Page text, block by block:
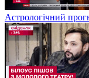
Астрологічний